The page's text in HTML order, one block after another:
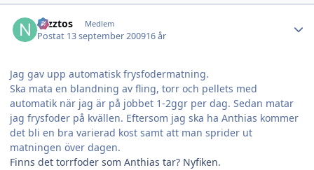
Nizztos Medlem
Postat 13 september 200916 år
Jag gav upp automatisk frysfodermatning.
Ska mata en blandning av fling, torr och pellets med
automatik när jag är på jobbet 1-2ggr per dag. Sedan matar
jag frysfoder på kvällen. Eftersom jag ska ha Anthias kommer
det bli en bra varierad kost samt att man sprider ut
matningen över dagen.
Finns det torrfoder som Anthias tar? Nyfiken.